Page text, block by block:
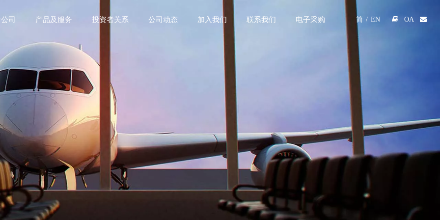
司 产品及服务 投资者关系 公司动态 加入我们 联系我们 电子采购 简 / EN  OA 